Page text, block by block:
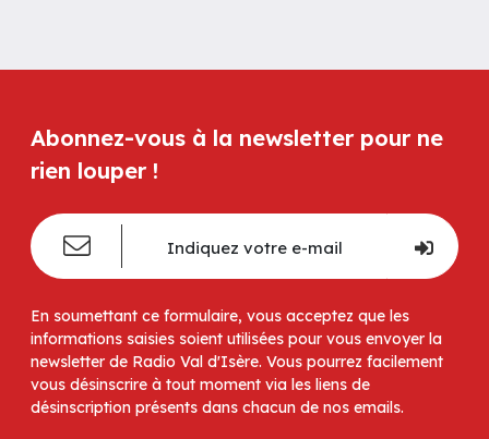
Abonnez-vous à la newsletter pour ne
rien louper !
En soumettant ce formulaire, vous acceptez que les
informations saisies soient utilisées pour vous envoyer la
newsletter de Radio Val d'Isère. Vous pourrez facilement
vous désinscrire à tout moment via les liens de
désinscription présents dans chacun de nos emails.